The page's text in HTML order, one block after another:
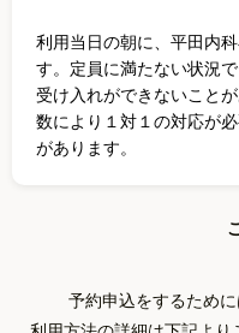
利用当日の朝に、平田内
す。定員に満たない状況
受け入れができないこと
数により１対１の対応が
があります。